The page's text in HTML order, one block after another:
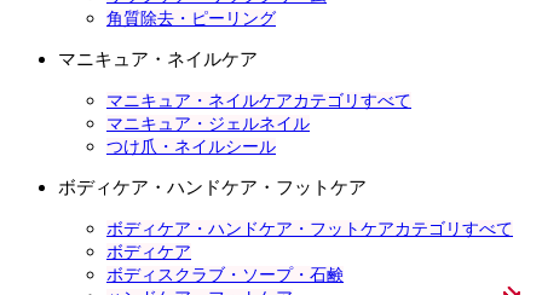
角質除去・ピーリング
マニキュア・ネイルケア
マニキュア・ネイルケアカテゴリすべて
マニキュア・ジェルネイル
つけ爪・ネイルシール
ボディケア・ハンドケア・フットケア
ボディケア・ハンドケア・フットケアカテゴリすべて
ボディケア
ボディスクラブ・ソープ・石鹸